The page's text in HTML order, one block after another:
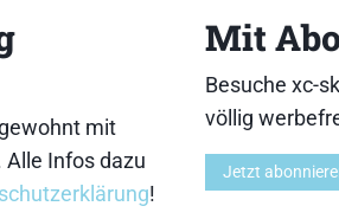
(cm): 166/176/186/
Ein
Gleitfähigkeit. Dafür
mit
Alle Infos dazu
!
Mit Abo
Besuche xc-
völlig
Jetzt